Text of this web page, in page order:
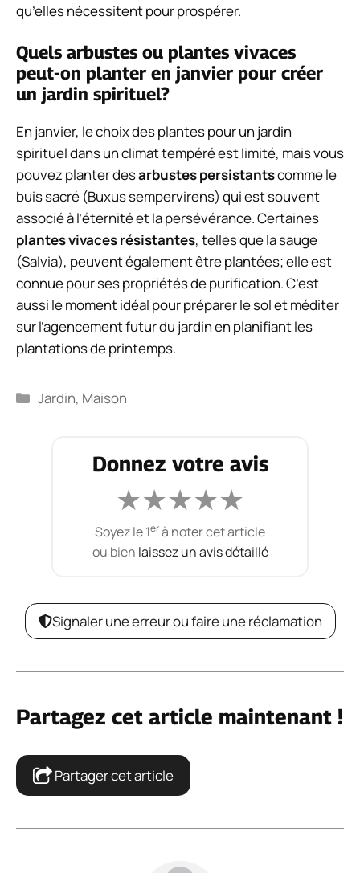
qu’elles nécessitent pour prospérer.
Quels arbustes ou plantes vivaces
peut-on planter en janvier pour créer
un jardin spirituel?
En janvier, le choix des plantes pour un jardin
spirituel dans un climat tempéré est limité, mais vous
pouvez planter desarbustes persistantscomme le
buis sacré (Buxus sempervirens) qui est souvent
associé à l’éternité et la persévérance. Certaines
plantes vivaces résistantes, telles que la sauge
(Salvia), peuvent également être plantées; elle est
connue pour ses propriétés de purification. C’est
aussi le moment idéal pour préparer le sol et méditer
sur l’agencement futur du jardin en planifiant les
plantations de printemps.
Catégories
Jardin, Maison
Donnez votre avis
★★★★★
Soyez le 1erà noter cet article
ou bien laissez un avis détaillé
Signaler une erreur ou faire une réclamation
Partagez cet article maintenant !
Partager cet article